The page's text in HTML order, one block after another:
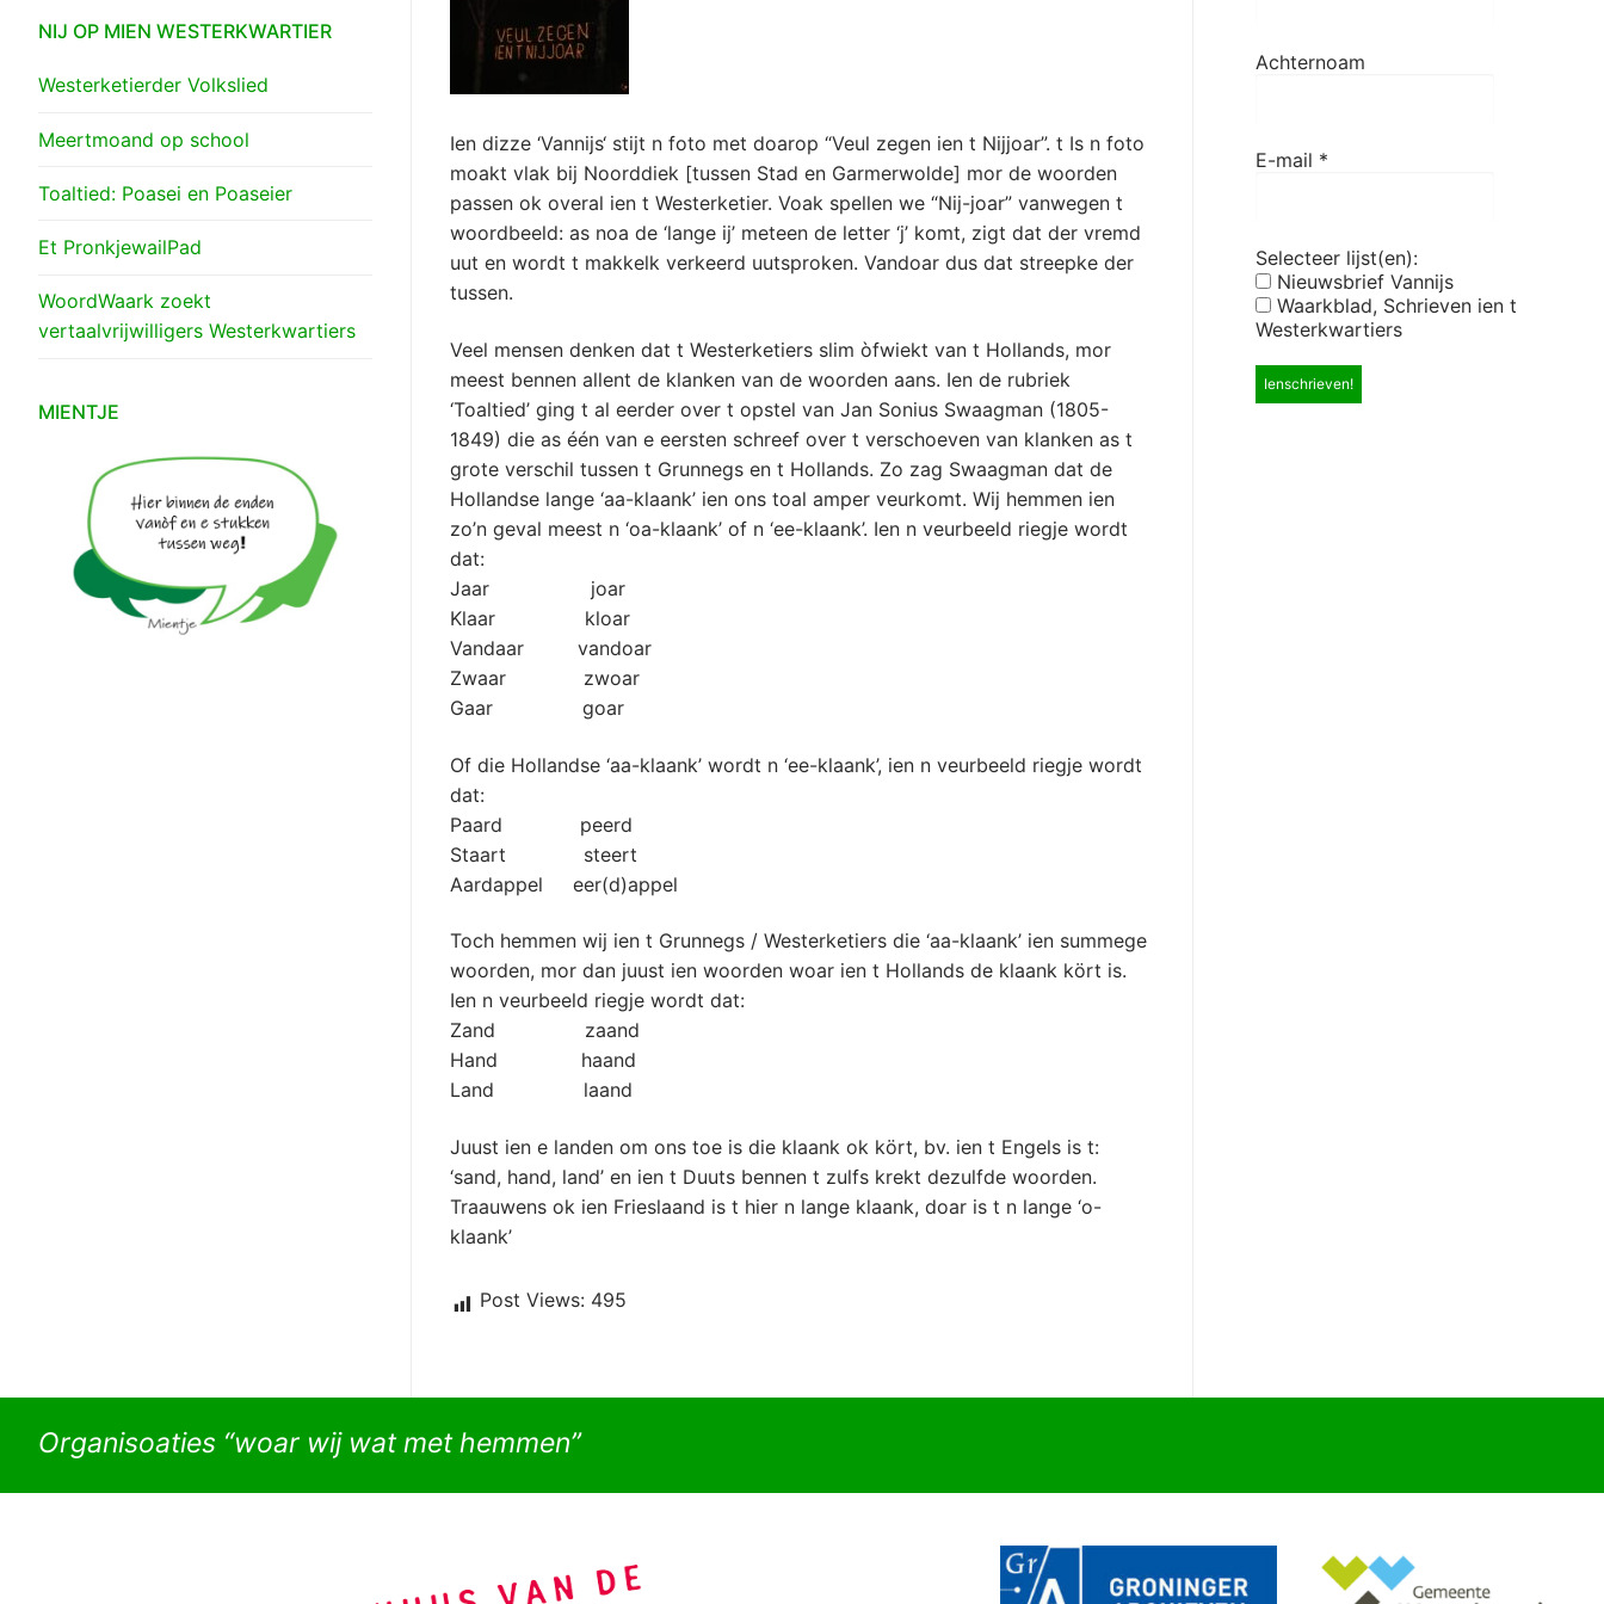
Ien dizze ‘Vannijs‘ stijt n foto met doarop “Veul zegen ien t Nijjoar”. t Is n foto
moakt vlak bij Noorddiek [tussen Stad en Garmerwolde] mor de woorden
passen ok overal ien t Westerketier. Voak spellen we “Nij-joar” vanwegen t
woordbeeld: as noa de ‘lange ij’ meteen de letter ‘j’ komt, zigt dat der vremd
uut en wordt t makkelk verkeerd uutsproken. Vandoar dus dat streepke der
tussen.
Veel mensen denken dat t Westerketiers slim òfwiekt van t Hollands, mor
meest bennen allent de klanken van de woorden aans. Ien de rubriek
‘Toaltied’ ging t al eerder over t opstel van Jan Sonius Swaagman (1805-
1849) die as één van e eersten schreef over t verschoeven van klanken as t
grote verschil tussen t Grunnegs en t Hollands. Zo zag Swaagman dat de
Hollandse lange ‘aa-klaank’ ien ons toal amper veurkomt. Wij hemmen ien
zo’n geval meest n ‘oa-klaank’ of n ‘ee-klaank’. Ien n veurbeeld riegje wordt
dat:
Jaar joar
Klaar kloar
Vandaar vandoar
Zwaar zwoar
Gaar goar
Of die Hollandse ‘aa-klaank’ wordt n ‘ee-klaank’, ien n veurbeeld riegje wordt
dat:
Paard peerd
Staart steert
Aardappel eer(d)appel
Toch hemmen wij ien t Grunnegs / Westerketiers die ‘aa-klaank’ ien summege
woorden, mor dan juust ien woorden woar ien t Hollands de klaank kört is.
Ien n veurbeeld riegje wordt dat:
Zand zaand
Hand haand
Land laand
Juust ien e landen om ons toe is die klaank ok kört, bv. ien t Engels is t:
‘sand, hand, land’ en ien t Duuts bennen t zulfs krekt dezulfde woorden.
Traauwens ok ien Frieslaand is t hier n lange klaank, doar is t n lange ‘o-
klaank’
Post Views: 495
Achternoam
E-mail *
Selecteer lijst(en):
Nieuwsbrief Vannijs
Waarkblad, Schrieven ien t
Westerkwartiers
NIJ OP MIEN WESTERKWARTIER
Westerketierder Volkslied
Meertmoand op school
Toaltied: Poasei en Poaseier
Et PronkjewailPad
WoordWaark zoekt
vertaalvrijwilligers Westerkwartiers
MIENTJE
Organisoaties “woar wij wat met hemmen”